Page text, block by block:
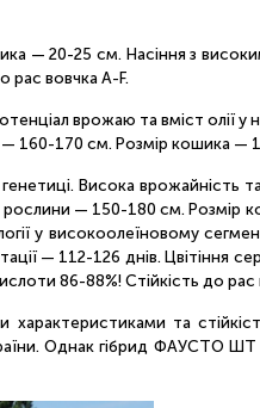
— 20-25 см. Насіння з
рас вовчка A-F.
врожаю та вміст олії у
— 160-170 см. Розмір кошика —
Висока врожайність та
рослини — 150-180 см. Розмір
у високоолеїновому
— 112-126 днів. Цвітіння
86-88%! Стійкість до рас
характеристиками та
Однак гібрид ФАУСТО